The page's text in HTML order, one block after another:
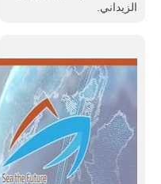
الزيداني.